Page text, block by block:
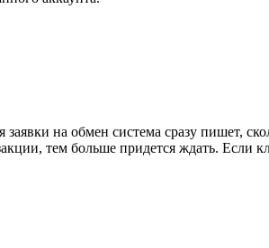
на обмен система сразу пишет,
тем больше придется ждать. Если